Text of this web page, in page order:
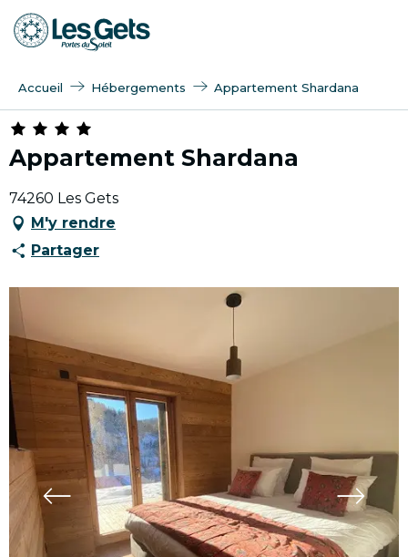
Aller
au
Accueil Hébergements Appartement Shardana
Appartement Shardana
74260 Les Gets
M'y rendre
Partager